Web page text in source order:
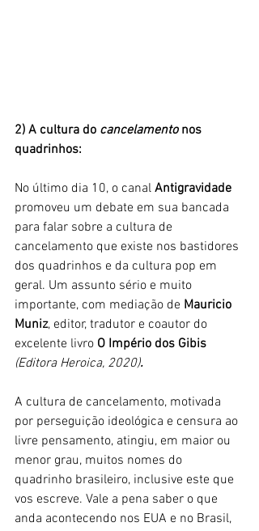
2) A cultura do cancelamento nos
quadrinhos:
No último dia 10, o canal Antigravidade
promoveu um debate em sua bancada
para falar sobre a cultura de
cancelamento que existe nos bastidores
dos quadrinhos e da cultura pop em
geral. Um assunto sério e muito
importante, com mediação de Mauricio
Muniz, editor, tradutor e coautor do
excelente livro O Império dos Gibis
(Editora Heroica, 2020).
A cultura de cancelamento, motivada
por perseguição ideológica e censura ao
livre pensamento, atingiu, em maior ou
menor grau, muitos nomes do
quadrinho brasileiro, inclusive este que
vos escreve. Vale a pena saber o que
anda acontecendo nos EUA e no Brasil,